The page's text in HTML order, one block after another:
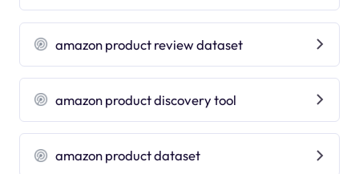
amazon product review dataset
amazon product discovery tool
amazon product dataset